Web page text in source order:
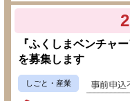
『ふくしまベンチャ
を募集します
しごと・産業